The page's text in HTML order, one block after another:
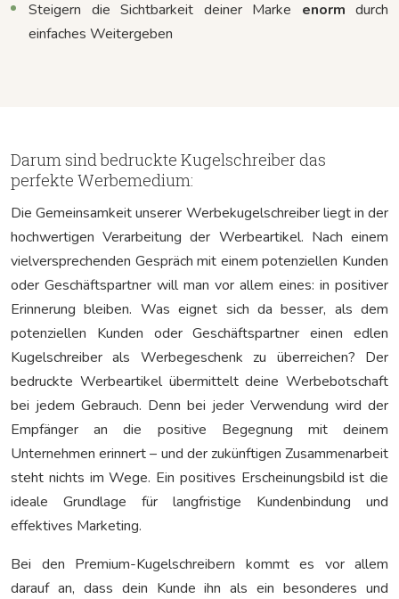
Steigern die Sichtbarkeit deiner Marke enorm durch
einfaches Weitergeben
Darum sind bedruckte Kugelschreiber das
perfekte Werbemedium:
Die Gemeinsamkeit unserer Werbekugelschreiber liegt in der
hochwertigen Verarbeitung der Werbeartikel. Nach einem
vielversprechenden Gespräch mit einem potenziellen Kunden
oder Geschäftspartner will man vor allem eines: in positiver
Erinnerung bleiben. Was eignet sich da besser, als dem
potenziellen Kunden oder Geschäftspartner einen edlen
Kugelschreiber als Werbegeschenk zu überreichen? Der
bedruckte Werbeartikel übermittelt deine Werbebotschaft
bei jedem Gebrauch. Denn bei jeder Verwendung wird der
Empfänger an die positive Begegnung mit deinem
Unternehmen erinnert – und der zukünftigen Zusammenarbeit
steht nichts im Wege. Ein positives Erscheinungsbild ist die
ideale Grundlage für langfristige Kundenbindung und
effektives Marketing.
Bei den Premium-Kugelschreibern kommt es vor allem
darauf an, dass dein Kunde ihn als ein besonderes und